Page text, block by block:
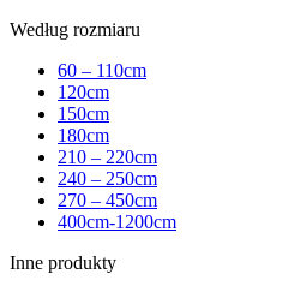
Według rozmiaru
60 – 110cm
120cm
150cm
180cm
210 – 220cm
240 – 250cm
270 – 450cm
400cm-1200cm
Inne produkty